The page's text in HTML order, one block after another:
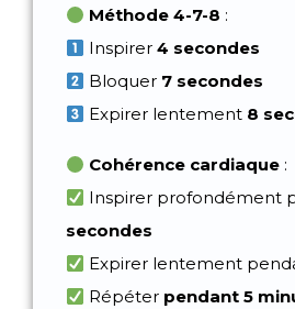
Méthode 4-7-8 :
Inspirer4 secondes
Bloquer 7 secondes
Expirer lentement 8
Cohérence cardiaque :
Inspirer profondément
secondes
Expirer lentement
Répéter pendant 5